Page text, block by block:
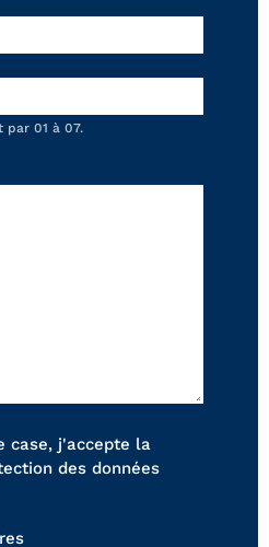
et collections
par 01 à 07.
case, j'accepte la
des données